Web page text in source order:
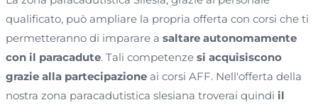
qualificato, può ampliare la propria offerta con corsi che ti
permetteranno di imparare a saltare autonomamente
con il paracadute. Tali competenze si acquisiscono
grazie alla partecipazione ai corsi AFF. Nell'offerta della
nostra zona paracadutistica slesiana troverai quindi il